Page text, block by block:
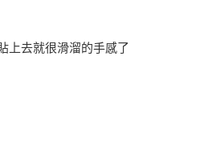
上去就很滑溜的手感了